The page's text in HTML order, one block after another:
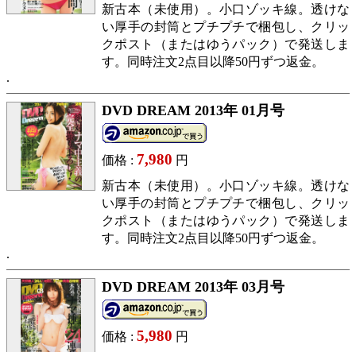
新古本（未使用）。小口ゾッキ線。透けな
い厚手の封筒とプチプチで梱包し、クリッ
クポスト（またはゆうパック）で発送しま
す。同時注文2点目以降50円ずつ返金。
DVD DREAM 2013年 01月号
価格 : 7,980 円
新古本（未使用）。小口ゾッキ線。透けな
い厚手の封筒とプチプチで梱包し、クリッ
クポスト（またはゆうパック）で発送しま
す。同時注文2点目以降50円ずつ返金。
DVD DREAM 2013年 03月号
価格 : 5,980 円